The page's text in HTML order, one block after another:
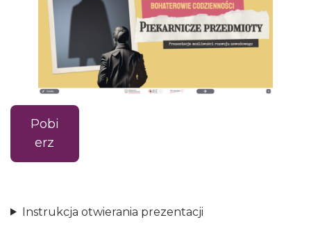
Pobi
erz
Instrukcja otwierania prezentacji